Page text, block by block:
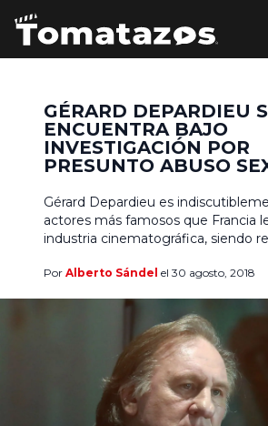
GÉRARD DEPARDIEU
ENCUENTRA BAJO
INVESTIGACIÓN POR
PRESUNTO ABUSO
Gérard Depardieu es
actores más famosos que Francia
industria cinematográfica, siendo
básicamente abarca todos los
dramas, comedias, y películas
Por Alberto Sándel el 30 agosto, 2018